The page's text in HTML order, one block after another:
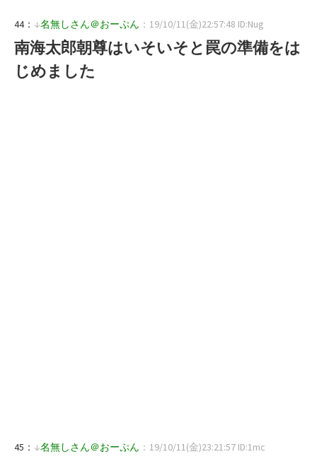
44： ↓名無しさん＠おーぷん ：19/10/11(金)22:57:48 ID:Nug
南海太郎朝尊はいそいそと罠の準備をは
じめました
45： ↓名無しさん＠おーぷん ：19/10/11(金)23:21:57 ID:1mc